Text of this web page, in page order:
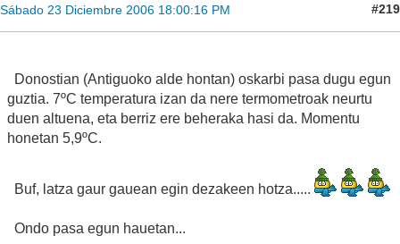
Sábado 23 Diciembre 2006 18:00:16 PM #219
Donostian (Antiguoko alde hontan) oskarbi pasa dugu egun
guztia. 7ºC temperatura izan da nere termometroak neurtu
duen altuena, eta berriz ere beheraka hasi da. Momentu
honetan 5,9ºC.
Buf, latza gaur gauean egin dezakeen hotza.....
Ondo pasa egun hauetan...